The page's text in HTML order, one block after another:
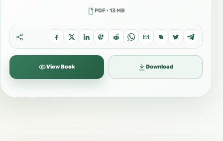
PDF · 13 MB
View Book Download